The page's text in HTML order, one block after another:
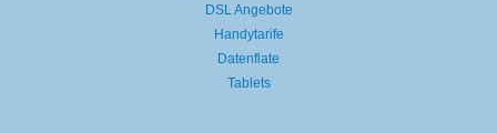
DSL Angebote
Handytarife
Datenflate
Tablets